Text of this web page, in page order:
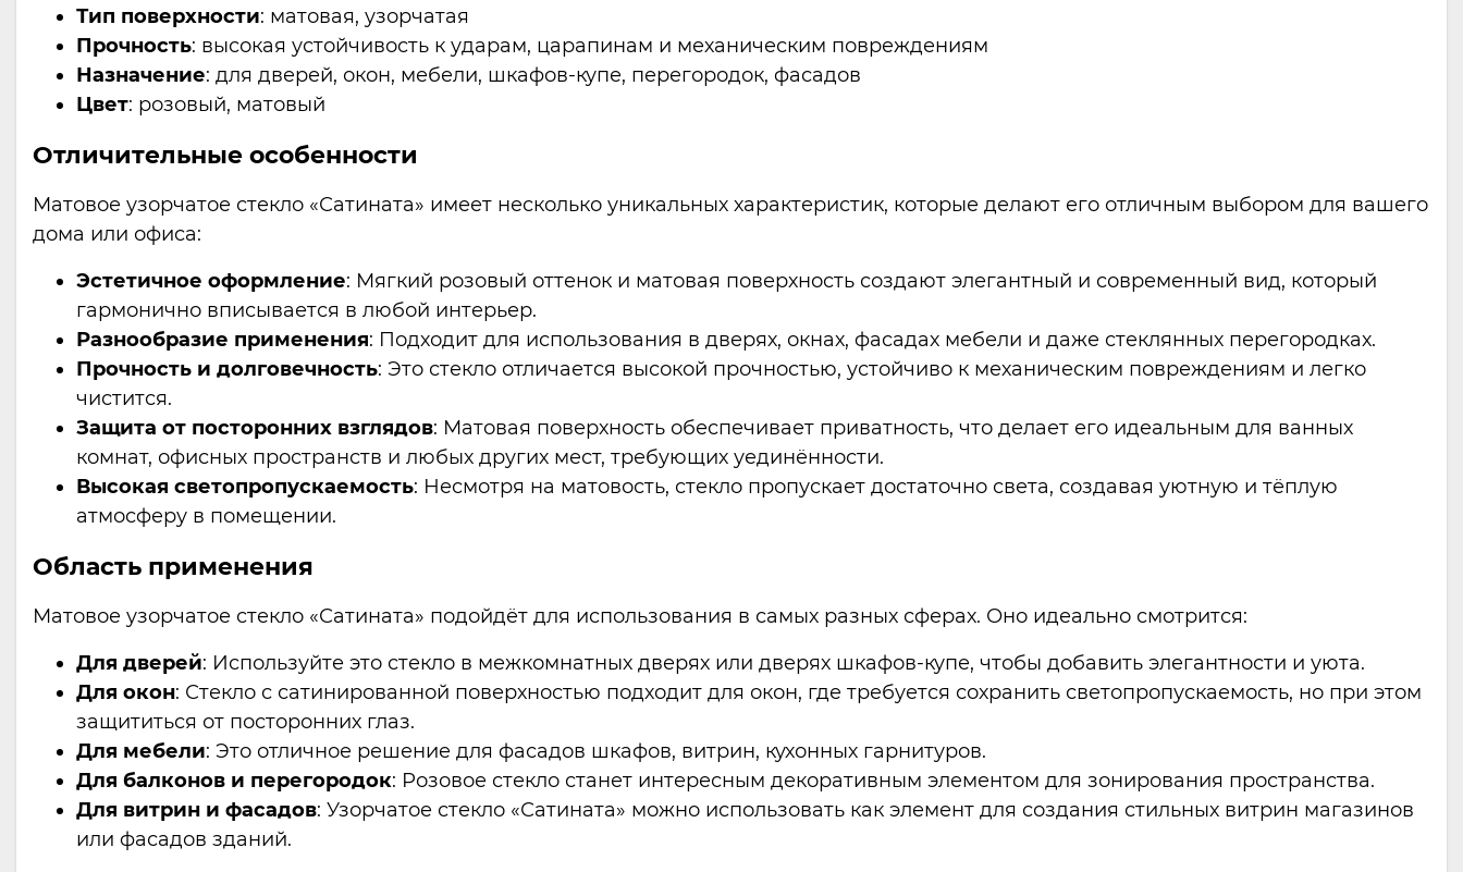
Тип поверхности: матовая, узорчатая
Прочность: высокая устойчивость к ударам, царапинам и механическим повреждениям
Назначение: для дверей, окон, мебели, шкафов-купе, перегородок, фасадов
Цвет: розовый, матовый
Отличительные особенности
Матовое узорчатое стекло «Сатината» имеет несколько уникальных характеристик, которые делают его отличным выбором для вашего
дома или офиса:
Эстетичное оформление: Мягкий розовый оттенок и матовая поверхность создают элегантный и современный вид, который
гармонично вписывается в любой интерьер.
Разнообразие применения: Подходит для использования в дверях, окнах, фасадах мебели и даже стеклянных перегородках.
Прочность и долговечность: Это стекло отличается высокой прочностью, устойчиво к механическим повреждениям и легко
чистится.
Защита от посторонних взглядов: Матовая поверхность обеспечивает приватность, что делает его идеальным для ванных
комнат, офисных пространств и любых других мест, требующих уединённости.
Высокая светопропускаемость: Несмотря на матовость, стекло пропускает достаточно света, создавая уютную и тёплую
атмосферу в помещении.
Область применения
Матовое узорчатое стекло «Сатината» подойдёт для использования в самых разных сферах. Оно идеально смотрится:
Для дверей: Используйте это стекло в межкомнатных дверях или дверях шкафов-купе, чтобы добавить элегантности и уюта.
Для окон: Стекло с сатинированной поверхностью подходит для окон, где требуется сохранить светопропускаемость, но при этом
защититься от посторонних глаз.
Для мебели: Это отличное решение для фасадов шкафов, витрин, кухонных гарнитуров.
Для балконов и перегородок: Розовое стекло станет интересным декоративным элементом для зонирования пространства.
Для витрин и фасадов: Узорчатое стекло «Сатината» можно использовать как элемент для создания стильных витрин магазинов
или фасадов зданий.